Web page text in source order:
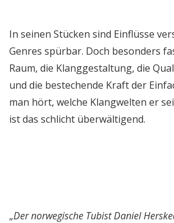
In seinen Stücken sind Einflüsse
Genres spürbar. Doch besonders
Raum, die Klanggestaltung, die
und die bestechende Kraft der
man hört, welche Klangwelten er
ist das schlicht überwältigend.
„Der norwegische Tubist Daniel